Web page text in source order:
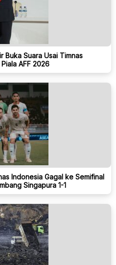
Buka Suara Usai Timnas
AFF 2026
Indonesia Gagal ke Semifinal
Singapura 1-1